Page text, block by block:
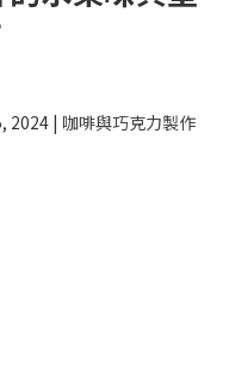
2024| 咖啡與巧克力製作